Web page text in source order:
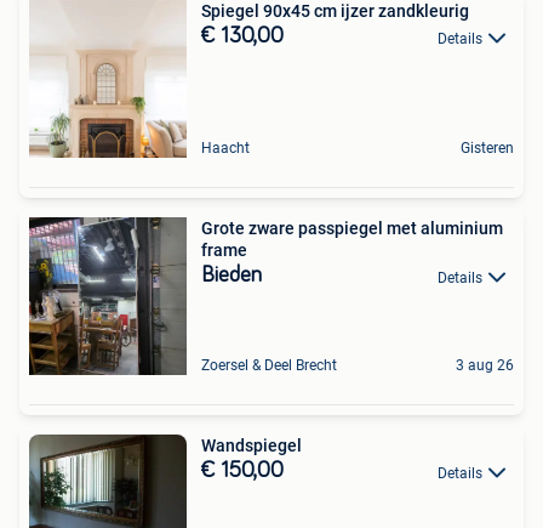
Spiegel 90x45 cm ijzer zandkleurig
€ 130,00 Details
Haacht Gisteren
Grote zware passpiegel met aluminium
frame
Bieden Details
Zoersel & Deel Brecht 3 aug 26
Wandspiegel
€ 150,00 Details